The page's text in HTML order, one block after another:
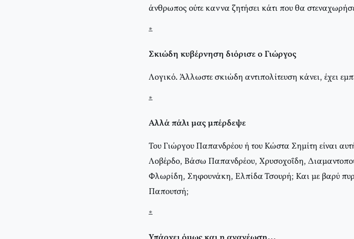
άνθρωπος ούτε καν να ζητήσει κάτι που θα
*
Σκιώδη κυβέρνηση διόρισε ο Γιώργος
Λογικό. Άλλωστε σκιώδη αντιπολίτευση κάνει, έχει
*
Αλλά πάλι μας μπέρδεψε
Του Γιώργου Παπανδρέου ή του Κώστα Σημίτη είναι
Λοβέρδο, Βάσω Παπανδρέου, Χρυσοχοΐδη,
Φλωρίδη, Σηφουνάκη, Ελπίδα Τσουρή; Και με βαρύ
Παπουτσή;
*